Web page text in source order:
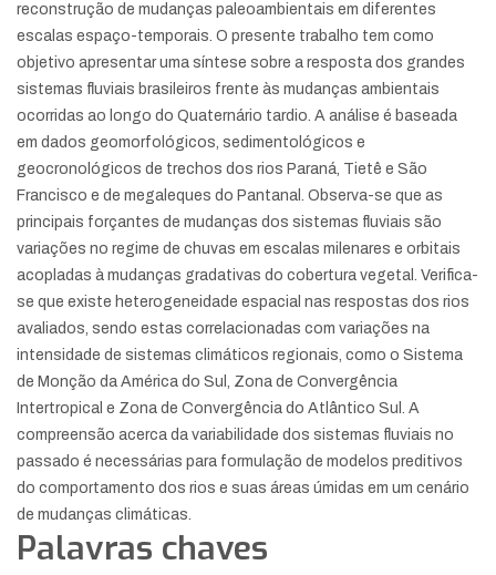
reconstrução de mudanças paleoambientais em diferentes
escalas espaço-temporais. O presente trabalho tem como
objetivo apresentar uma síntese sobre a resposta dos grandes
sistemas fluviais brasileiros frente às mudanças ambientais
ocorridas ao longo do Quaternário tardio. A análise é baseada
em dados geomorfológicos, sedimentológicos e
geocronológicos de trechos dos rios Paraná, Tietê e São
Francisco e de megaleques do Pantanal. Observa-se que as
principais forçantes de mudanças dos sistemas fluviais são
variações no regime de chuvas em escalas milenares e orbitais
acopladas à mudanças gradativas do cobertura vegetal. Verifica-
se que existe heterogeneidade espacial nas respostas dos rios
avaliados, sendo estas correlacionadas com variações na
intensidade de sistemas climáticos regionais, como o Sistema
de Monção da América do Sul, Zona de Convergência
Intertropical e Zona de Convergência do Atlântico Sul. A
compreensão acerca da variabilidade dos sistemas fluviais no
passado é necessárias para formulação de modelos preditivos
do comportamento dos rios e suas áreas úmidas em um cenário
de mudanças climáticas.
Palavras chaves